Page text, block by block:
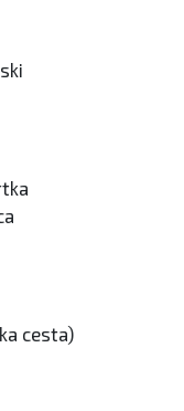
cesta)